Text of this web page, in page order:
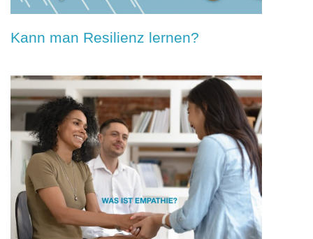
Kann man Resilienz lernen?